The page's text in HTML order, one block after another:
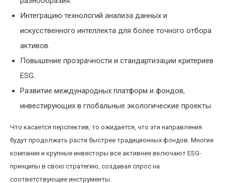
Интеграцию технологий анализа данных и
искусственного интеллекта для более точного отбора
активов.
Повышение прозрачности и стандартизации критериев
ESG.
Развитие международных платформ и фондов,
инвестирующих в глобальные экологические проекты.
Что касается перспектив, то ожидается, что эти направления
будут продолжать расти быстрее традиционных фондов. Многие
компании и крупные инвесторы все активнее включают ESG-
принципы в свою стратегию, создавая спрос на
соответствующие инструменты.